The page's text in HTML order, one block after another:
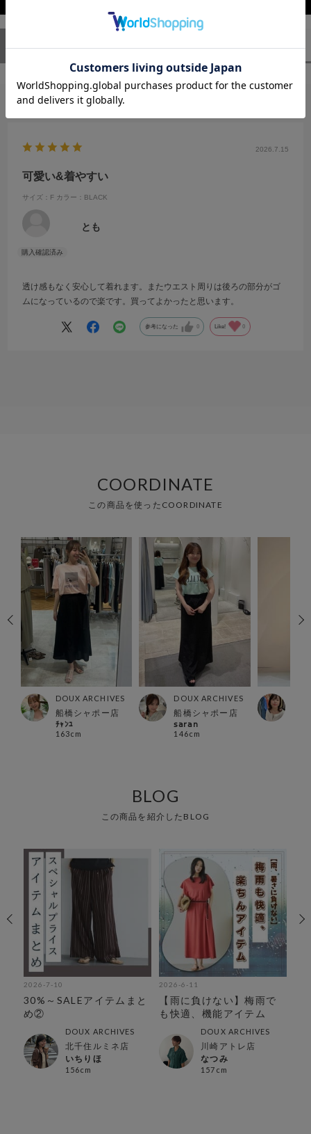
ユーザーレビュー（1） スタッフレビュー（0）
絞り込み
2026.7.15
可愛い&着やすい
サイズ：F カラー：BLACK
とも
透け感もなく安心して着れます。またウエスト周りは後ろの部分がゴ
ムになっているので楽です。買ってよかったと思います。
参考になった 0 Like! 0
COORDINATE
この商品を使ったCOORDINATE
DOUX ARCHIVES
船橋シャポー店
ﾁｬﾝﾕ
163cm
DOUX ARCHIVES
船橋シャポー店
𝗌𝖺𝗋𝖺𝗇
146cm
BLOG
この商品を紹介したBLOG
2026-7-10
30%～SALEアイテムまと
め②
DOUX ARCHIVES
北千住ルミネ店
いちりほ
156cm
2026-6-11
【雨に負けない】梅雨で
も快適、機能アイテム
DOUX ARCHIVES
川崎アトレ店
なつみ
157cm